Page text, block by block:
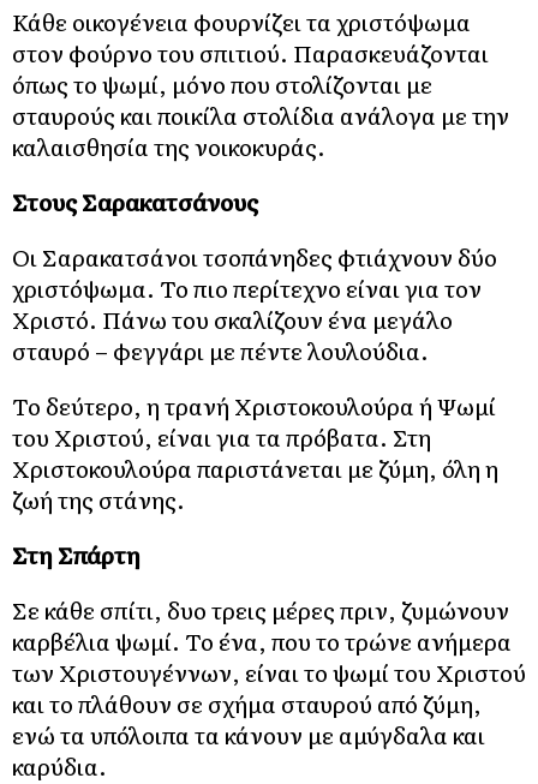
Κάθε οικογένεια φουρνίζει τα χριστόψωμα
στον φούρνο του σπιτιού. Παρασκευάζονται
όπως το ψωμί, μόνο που στολίζονται με
σταυρούς και ποικίλα στολίδια ανάλογα με την
καλαισθησία της νοικοκυράς.
Στους Σαρακατσάνους
Οι Σαρακατσάνοι τσοπάνηδες φτιάχνουν δύο
χριστόψωμα. Το πιο περίτεχνο είναι για τον
Χριστό. Πάνω του σκαλίζουν ένα μεγάλο
σταυρό – φεγγάρι με πέντε λουλούδια.
Το δεύτερο, η τρανή Χριστοκουλούρα ή Ψωμί
του Χριστού, είναι για τα πρόβατα. Στη
Χριστοκουλούρα παριστάνεται με ζύμη, όλη η
ζωή της στάνης.
Στη Σπάρτη
Σε κάθε σπίτι, δυο τρεις μέρες πριν, ζυμώνουν
καρβέλια ψωμί. Το ένα, που το τρώνε ανήμερα
των Χριστουγέννων, είναι το ψωμί του Χριστού
και το πλάθουν σε σχήμα σταυρού από ζύμη,
ενώ τα υπόλοιπα τα κάνουν με αμύγδαλα και
καρύδια.